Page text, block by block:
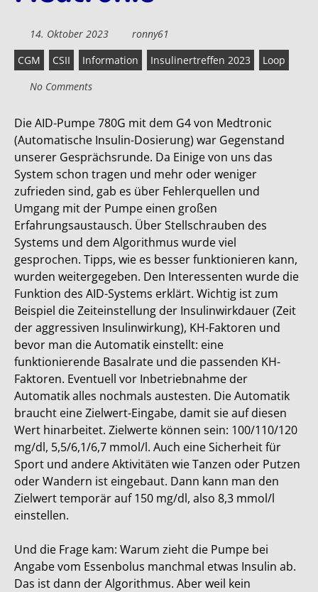
14. Oktober 2023
ronny61
CGM
CSII Information Insulinertreffen 2023
Loop
No Comments
Die AID-Pumpe 780G mit dem G4 von Medtronic
(Automatische Insulin-Dosierung) war Gegenstand
unserer Gesprächsrunde. Da Einige von uns das
System schon tragen und mehr oder weniger
zufrieden sind, gab es über Fehlerquellen und
Umgang mit der Pumpe einen großen
Erfahrungsaustausch. Über Stellschrauben des
Systems und dem Algorithmus wurde viel
gesprochen. Tipps, wie es besser funktionieren kann,
wurden weitergegeben. Den Interessenten wurde die
Funktion des AID-Systems erklärt. Wichtig ist zum
Beispiel die Zeiteinstellung der Insulinwirkdauer (Zeit
der aggressiven Insulinwirkung), KH-Faktoren und
bevor man die Automatik einstellt: eine
funktionierende Basalrate und die passenden KH-
Faktoren. Eventuell vor Inbetriebnahme der
Automatik alles nochmals austesten. Die Automatik
braucht eine Zielwert-Eingabe, damit sie auf diesen
Wert hinarbeitet. Zielwerte können sein: 100/110/120
mg/dl, 5,5/6,1/6,7 mmol/l. Auch eine Sicherheit für
Sport und andere Aktivitäten wie Tanzen oder Putzen
oder Wandern ist eingebaut. Dann kann man den
Zielwert temporär auf 150 mg/dl, also 8,3 mmol/l
einstellen.
Und die Frage kam: Warum zieht die Pumpe bei
Angabe vom Essenbolus manchmal etwas Insulin ab.
Das ist dann der Algorithmus. Aber weil kein